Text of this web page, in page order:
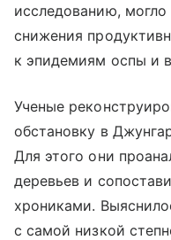
исследованию, могло
снижения
к эпидемиям оспы и
Ученые
обстановку в
Для этого они
деревьев и
хрониками.
с самой низкой